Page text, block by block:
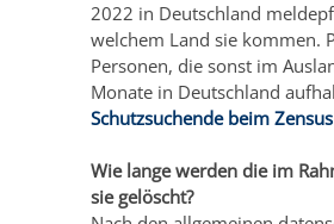
2022 in Deutschland
welchem Land sie kommen.
Personen, die sonst im
Monate in Deutschland
Schutzsuchende beim
Wie lange werden die im
sie gelöscht?